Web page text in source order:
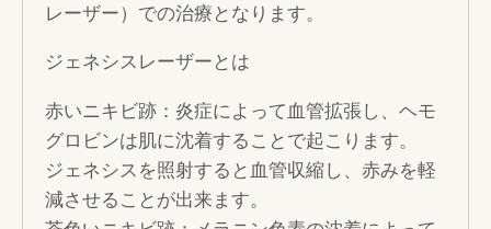
レーザー）での治療となります。
ジェネシスレーザーとは
赤いニキビ跡：炎症によって血管拡張し、ヘモ
グロビンは肌に沈着することで起こります。
ジェネシスを照射すると血管収縮し、赤みを軽
減させることが出来ます。